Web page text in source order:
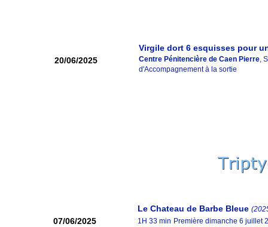
Le Chateau de Barbe Bleue
1H 33 min Première dimanche 6 juillet
07/06/2025
Virgile dort 6 esquisses pour
Centre Pénitencière de Caen Pierre,
d'Accompagnement à la sortie
20/06/2025